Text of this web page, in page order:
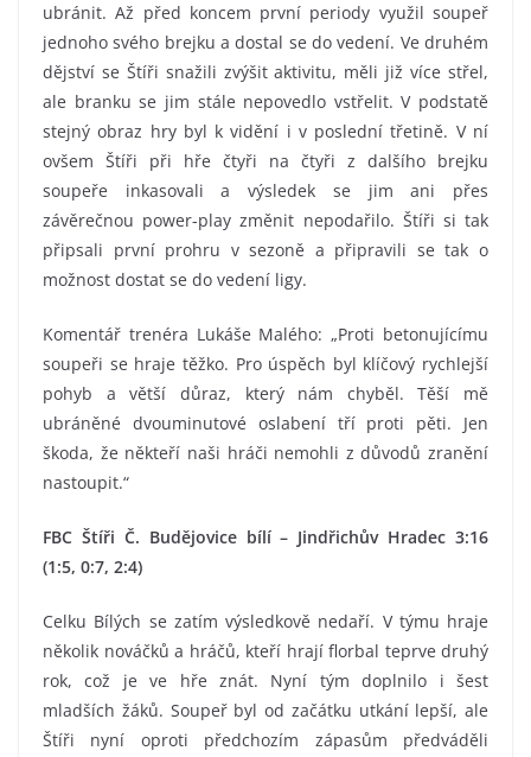
ubránit. Až před koncem první periody využil soupeř
jednoho svého brejku a dostal se do vedení. Ve druhém
dějství se Štíři snažili zvýšit aktivitu, měli již více střel,
ale branku se jim stále nepovedlo vstřelit. V podstatě
stejný obraz hry byl k vidění i v poslední třetině. V ní
ovšem Štíři při hře čtyři na čtyři z dalšího brejku
soupeře inkasovali a výsledek se jim ani přes
závěrečnou power-play změnit nepodařilo. Štíři si tak
připsali první prohru v sezoně a připravili se tak o
možnost dostat se do vedení ligy.
Komentář trenéra Lukáše Malého: „Proti betonujícímu
soupeři se hraje těžko. Pro úspěch byl klíčový rychlejší
pohyb a větší důraz, který nám chyběl. Těší mě
ubráněné dvouminutové oslabení tří proti pěti. Jen
škoda, že někteří naši hráči nemohli z důvodů zranění
nastoupit.“
FBC Štíři Č. Budějovice bílí – Jindřichův Hradec 3:16
(1:5, 0:7, 2:4)
Celku Bílých se zatím výsledkově nedaří. V týmu hraje
několik nováčků a hráčů, kteří hrají florbal teprve druhý
rok, což je ve hře znát. Nyní tým doplnilo i šest
mladších žáků. Soupeř byl od začátku utkání lepší, ale
Štíři nyní oproti předchozím zápasům předváděli